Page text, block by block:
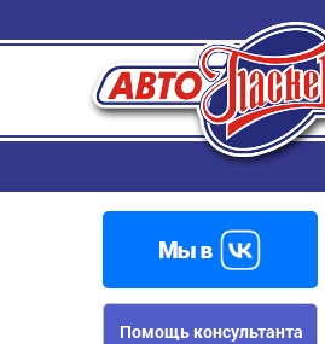
Помощь консультанта